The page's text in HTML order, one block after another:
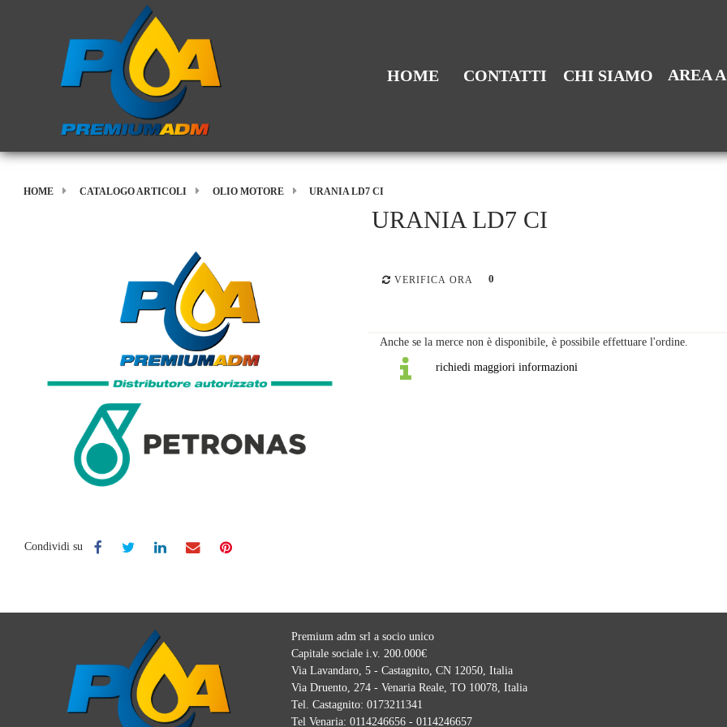
HOME CONTATTI CHI SIAMO AREA
HOME CATALOGO ARTICOLI OLIO MOTORE URANIA LD7 CI
URANIA LD7 CI
VERIFICA ORA 0
Anche se la merce non è disponibile, è possibile effettuare l'ordine.
richiedi maggiori informazioni
Condividi su
Premium adm srl a socio unico
Capitale sociale i.v. 200.000€
Via Lavandaro, 5 - Castagnito, CN 12050, Italia
Via Druento, 274 - Venaria Reale, TO 10078, Italia
Tel. Castagnito: 0173211341
Tel Venaria: 0114246656 - 0114246657